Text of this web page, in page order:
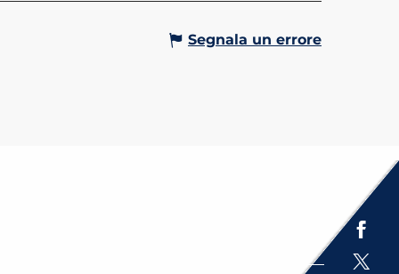
Segnala un errore